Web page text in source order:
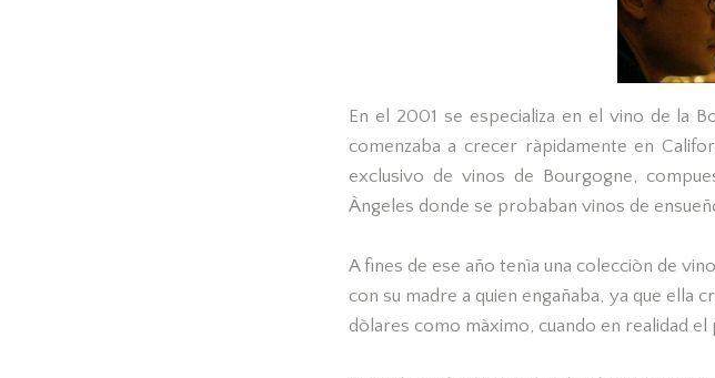
En el 2001 se especializa en el vino de la
comenzaba a crecer ràpidamente en
exclusivo de vinos de Bourgogne,
Àngeles donde se probaban vinos de
A fines de ese año tenìa una colecciòn de
con su madre a quien engañaba, ya que ella
dòlares como màximo, cuando en realidad